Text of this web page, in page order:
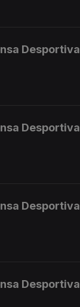
Desportiva
Desportiva
Desportiva
Desportiva